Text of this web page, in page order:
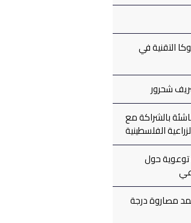
التقنية في
شحرور
بالشراكة مع
الفلسطينية
حول
مصاروة درجة